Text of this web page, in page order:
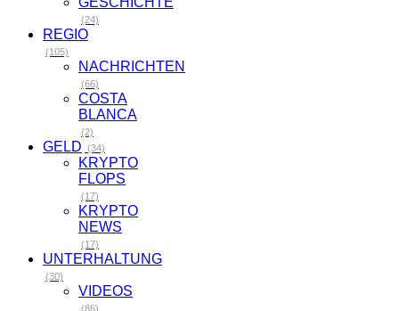
(24)
REGIO
(105)
NACHRICHTEN
(66)
COSTA
BLANCA
(2)
GELD (34)
KRYPTO
FLOPS
(17)
KRYPTO
NEWS
(17)
UNTERHALTUNG
(30)
VIDEOS
(86)